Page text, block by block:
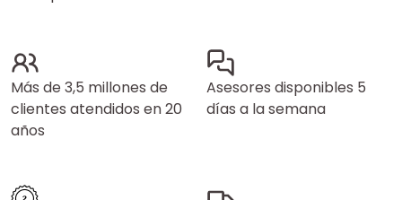
Más de 3,5 millones de
clientes atendidos en 20
años
Asesores disponibles 5
días a la semana